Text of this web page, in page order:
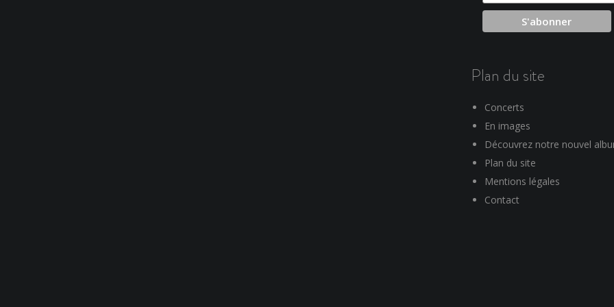
Plan du site
Concerts
En images
Découvrez notre nouvel
Plan du site
Mentions légales
Contact